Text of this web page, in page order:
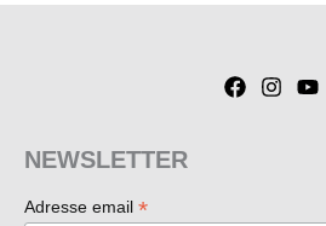
NEWSLETTER
Adresse email *